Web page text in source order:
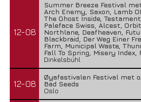
12-08
Summer Breeze Festival
Arch Enemy, Saxon, Lamb
The Ghost Inside,
Paleface Swiss, Alcest,
Northlane, Deafheaven,
Blackbraid, Der Weg Einer
Farm, Municipal Waste,
Fall To Spring, Misery Index,
Dinkelsbühl
12-08
Øyafestivalen Festival met
Bad Seeds
Oslo